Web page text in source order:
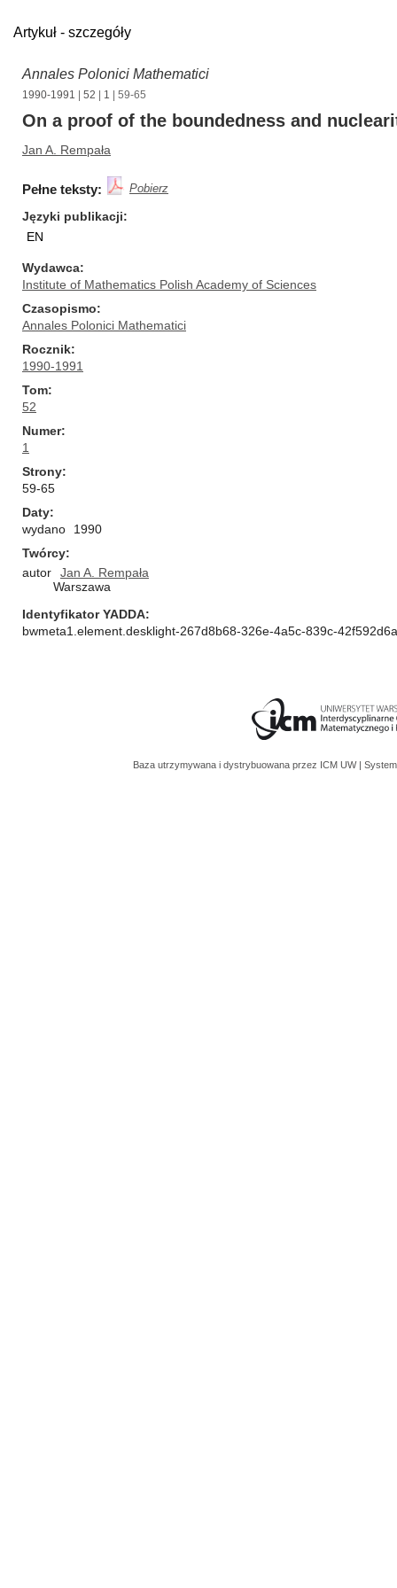
Artykuł - szczegóły
Annales Polonici Mathematici
1990-1991 52 1 | 59-65
On a proof of the boundedness and
Jan A. Rempała
Pełne teksty: Pobierz
Języki publikacji
EN
Wydawca
Institute of Mathematics Polish Academy of Sciences
Czasopismo
Annales Polonici Mathematici
Rocznik
1990-1991
Tom
52
Numer
1
Strony
59-65
Daty
wydano
1990
Twórcy
autor
Jan A. Rempała
Warszawa
Identyfikator YADDA
bwmeta1.element.desklight-267d8b68-326e-4a5c-839c-
Baza utrzymywana i dystrybuowana przez ICM UW |